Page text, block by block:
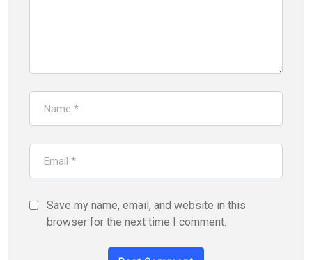
Save my name, email, and website in this
browser for the next time I comment.